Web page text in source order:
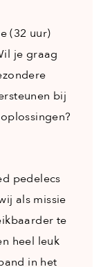
(32 uur)
je graag
bij
pedelecs
als missie
te
heel leuk
in het